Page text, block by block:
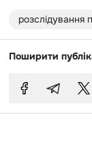
розслідування
Поширити